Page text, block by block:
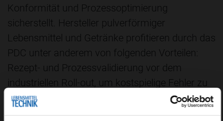
Konformität und Prozessoptimierung
sicherstellt. Hersteller pulverförmiger
Lebensmittel und Getränke profitieren durch das
PDC unter anderem von folgenden Vorteilen:
Rezept- und Prozessvalidierung vor dem
industriellen Roll-out, um kostspielige Fehler zu
vermeiden und die Produktqualität zu sichern.
Reduzierte Entwicklungskosten und